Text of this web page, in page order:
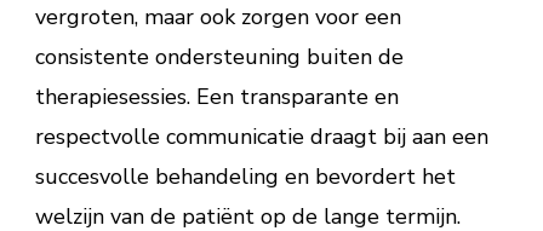
vergroten, maar ook zorgen voor een
consistente ondersteuning buiten de
therapiesessies. Een transparante en
respectvolle communicatie draagt bij aan een
succesvolle behandeling en bevordert het
welzijn van de patiënt op de lange termijn.